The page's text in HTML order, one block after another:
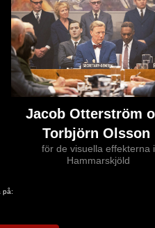
Jacob Otterström
Torbjörn Olsson
för de visuella effekterna i
Hammarskjöld
på: